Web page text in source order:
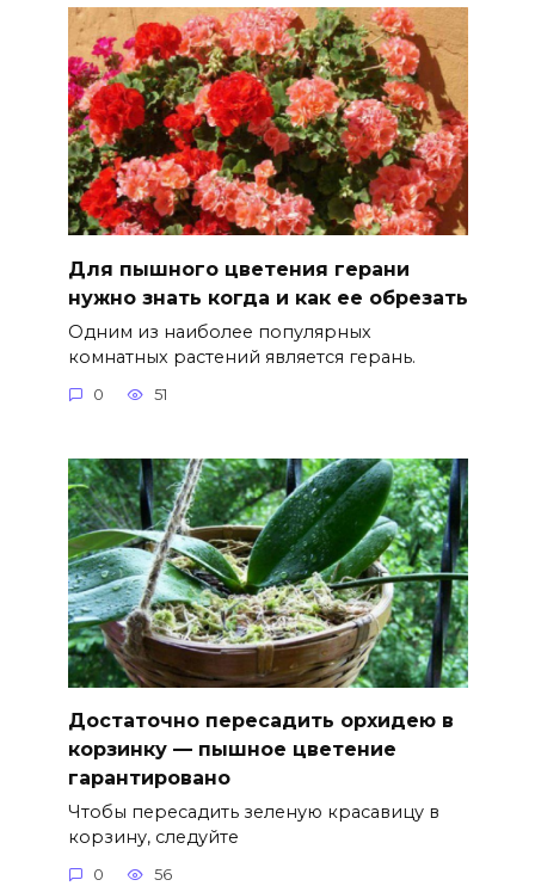
Для пышного цветения герани
нужно знать когда и как ее обрезать
Одним из наиболее популярных
комнатных растений является герань.
0 51
Достаточно пересадить орхидею в
корзинку — пышное цветение
гарантировано
Чтобы пересадить зеленую красавицу в
корзину, следуйте
0 56